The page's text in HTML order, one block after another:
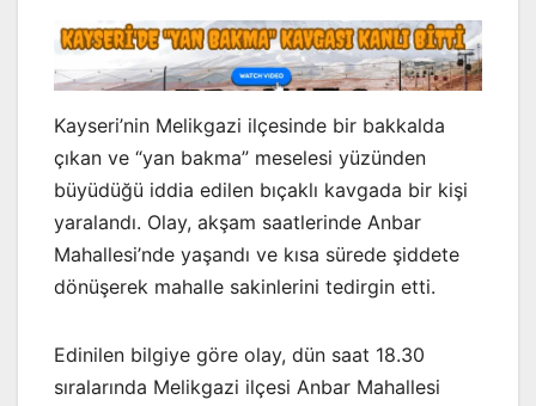
Kayseri’nin Melikgazi ilçesinde bir bakkalda
çıkan ve “yan bakma” meselesi yüzünden
büyüdüğü iddia edilen bıçaklı kavgada bir kişi
yaralandı. Olay, akşam saatlerinde Anbar
Mahallesi’nde yaşandı ve kısa sürede şiddete
dönüşerek mahalle sakinlerini tedirgin etti.
Edinilen bilgiye göre olay, dün saat 18.30
sıralarında Melikgazi ilçesi Anbar Mahallesi